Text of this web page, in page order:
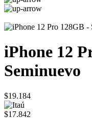
iPhone 12
Seminuevo
$19.184
$17.842